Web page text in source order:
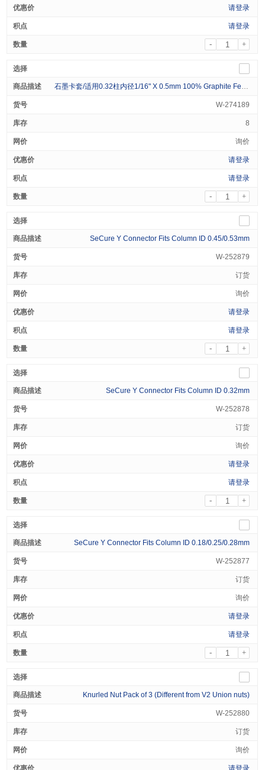
请登录
请登录
- +
石墨卡套/适用0.32柱内径1/16" X 0.5mm 100% Graphite Ferrules 10/pk
W-274189
8
询价
请登录
请登录
- +
SeCure Y Connector Fits Column ID 0.45/0.53mm
W-252879
订货
询价
请登录
请登录
- +
SeCure Y Connector Fits Column ID 0.32mm
W-252878
订货
询价
请登录
请登录
- +
SeCure Y Connector Fits Column ID 0.18/0.25/0.28mm
W-252877
订货
询价
请登录
请登录
- +
Knurled Nut Pack of 3 (Different from V2 Union nuts)
W-252880
订货
询价
请登录